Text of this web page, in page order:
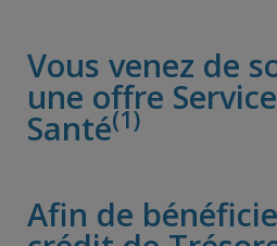
Vous venez de
une offre
Santé(1)
Afin de